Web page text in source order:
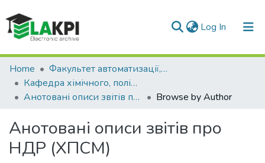
Log In (current)
Communities & Collections
All of DSpace
Home
Факультет автоматизації, промислової інженерії та екології (ФАПІЕ)
Кафедра хімічного, полімерного та силікатного машинобудування (ХПСМ)
Анотовані описи звітів про НДР (ХПСМ)
Browse by Author
Анотовані описи звітів про
НДР (ХПСМ)